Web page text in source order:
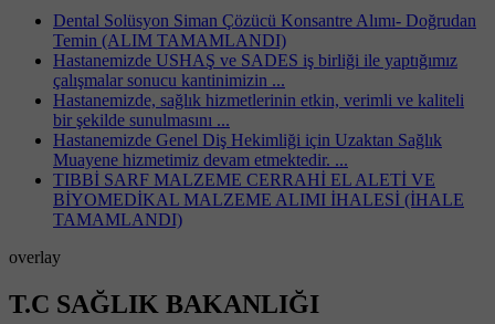
Dental Solüsyon Siman Çözücü Konsantre Alımı- Doğrudan
Temin (ALIM TAMAMLANDI)
Hastanemizde USHAŞ ve SADES iş birliği ile yaptığımız
çalışmalar sonucu kantinimizin ...
Hastanemizde, sağlık hizmetlerinin etkin, verimli ve kaliteli
bir şekilde sunulmasını ...
Hastanemizde Genel Diş Hekimliği için Uzaktan Sağlık
Muayene hizmetimiz devam etmektedir. ...
TIBBİ SARF MALZEME CERRAHİ EL ALETİ VE
BİYOMEDİKAL MALZEME ALIMI İHALESİ (İHALE
TAMAMLANDI)
overlay
T.C SAĞLIK BAKANLIĞI